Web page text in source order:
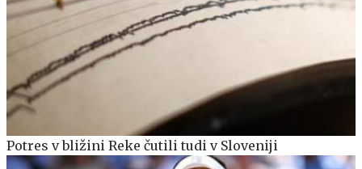
Potres v bližini Reke čutili tudi v Sloveniji